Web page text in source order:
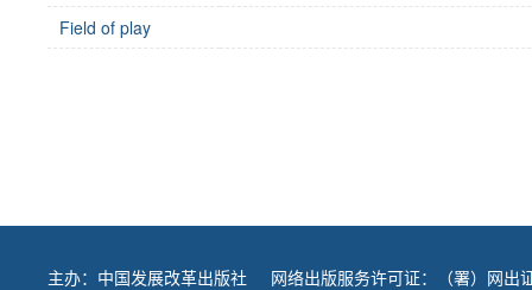
Field of play
主办： 中国发展改革出版社
网络出版服务许可证：（署）网出